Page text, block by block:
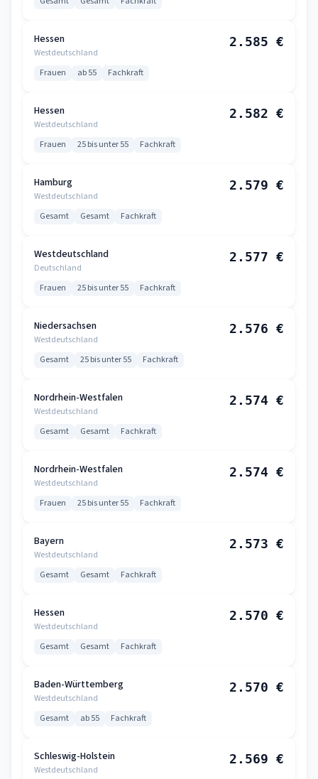
Hessen
Westdeutschland
2.585 €
Frauen ab 55 Fachkraft
Hessen
Westdeutschland
2.582 €
Frauen 25 bis unter 55 Fachkraft
Hamburg
Westdeutschland
2.579 €
Gesamt Gesamt Fachkraft
Westdeutschland
Deutschland
2.577 €
Frauen 25 bis unter 55 Fachkraft
Niedersachsen
Westdeutschland
2.576 €
Gesamt 25 bis unter 55 Fachkraft
Nordrhein-Westfalen
Westdeutschland
2.574 €
Gesamt Gesamt Fachkraft
Nordrhein-Westfalen
Westdeutschland
2.574 €
Frauen 25 bis unter 55 Fachkraft
Bayern
Westdeutschland
2.573 €
Gesamt Gesamt Fachkraft
Hessen
Westdeutschland
2.570 €
Gesamt Gesamt Fachkraft
Baden-Württemberg
Westdeutschland
2.570 €
Gesamt ab 55 Fachkraft
Schleswig-Holstein
Westdeutschland
2.569 €